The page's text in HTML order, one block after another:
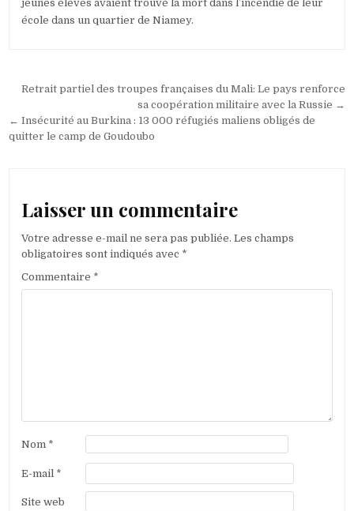
jeunes élèves avaient trouvé la mort dans l’incendie de leur
école dans un quartier de Niamey.
Navigation
de
l’article
Retrait partiel des troupes françaises du Mali: Le pays renforce
sa coopération militaire avec la Russie →
← Insécurité au Burkina : 13 000 réfugiés maliens obligés de
quitter le camp de Goudoubo
Laisser un commentaire
Votre adresse e-mail ne sera pas publiée. Les champs
obligatoires sont indiqués avec *
Commentaire *
Nom *
E-mail *
Site web